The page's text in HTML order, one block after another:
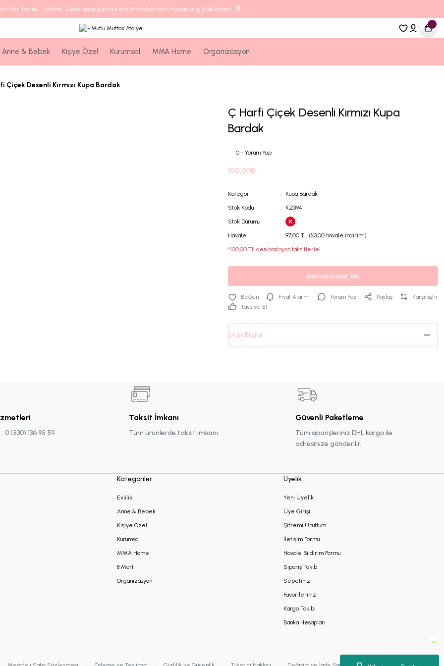
Her Yerine Teslimat. Global siparişleriniz için WhatsApp hattımızdan bilgi alabilirsiniz.
Anne & Bebek Kişiye Özel Kurumsal MMA Home Organizasyon
Çiçek Desenli Kırmızı Kupa Bardak
Ç Harfi Çiçek Desenli Kırmızı Kupa
Bardak
0 - Yorum Yap
100,00₺
Kategori
Kupa Bardak
Stok Kodu
KZ394
Stok Durumu
Havale
97,00 TL (%3,00 havale indirimi)
*100,00 TL den başlayan taksitlerle!
Gelince Haber Ver
Fiyat Alarmı Yorum Yaz Paylaş
Karşılaştır
Tavsiye Et
Ürün Bilgisi
0 (530) 136 95 59
Taksit İmkanı
Tüm ürünlerde taksit imkanı.
Güvenli Paketleme
Tüm siparişleriniz DHL kargo ile
adresinize gönderilir.
Kategoriler
Evlilik
Anne & Bebek
Kişiye Özel
Kurumsal
MMA Home
8 Mart
Organizasyon
Üyelik
Yeni Üyelik
Üye Girişi
Şifremi Unuttum
İletişim Formu
Havale Bildirim Formu
Sipariş Takib
Sepetiniz
Favorileriniz
Kargo Takibi
Banka Hesapları